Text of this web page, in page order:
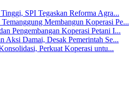
SPI Tegaskan Reforma Agra...
Membangun Koperasi Pe...
Pengembangan Koperasi Petani I...
Aksi Damai, Desak Pemerintah Se...
Perkuat Koperasi untu...